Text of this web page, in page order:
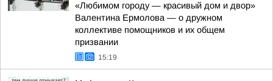
«Любимом городу — красивый дом и двор»
Валентина Ермолова — о дружном
коллективе помощников и их общем
призвании
15:19